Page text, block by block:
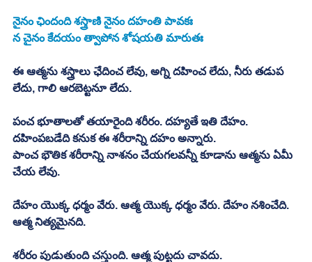
నైనం ఛిందంది శస్త్రాణి నైనం దహంతి పావకః
న చైనం కేదయం త్వాపోన శోషయతి మారుతః
ఈ ఆత్మను శస్త్రాలు ఛేదించ లేవు, అగ్ని దహించ లేదు, నీరు తడుప
లేదు, గాలి ఆరబెట్టనూ లేదు.
పంచ భూతాలతో తయారైంది శరీరం. దహ్యతే ఇతి దేహం.
దహింపబడేది కనుక ఈ శరీరాన్ని దహం అన్నారు.
పాంచ భౌతిక శరీరాన్ని నాశనం చేయగలవన్నీ కూడాను ఆత్మను ఏమీ
చేయ లేవు.
దేహం యొక్క ధర్మం వేరు. ఆత్మ యొక్క ధర్మం వేరు. దేహం నశించేది.
ఆత్మ నిత్యమైనది.
శరీరం పుడుతుంది చస్తుంది. ఆత్మ పుట్టదు చావదు.